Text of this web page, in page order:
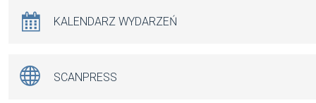
KALENDARZ WYDARZEŃ
SCANPRESS